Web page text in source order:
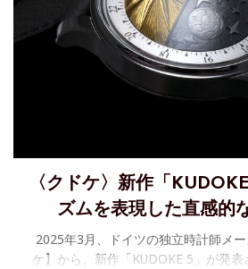
〈クドケ〉新作「
ズムを表現した直感的
2025年3月、ドイツの独立時計師メ
ケ】から、新作「KUDOKE 5」が発